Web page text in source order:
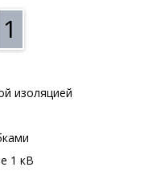
1
изоляцией
1 кВ